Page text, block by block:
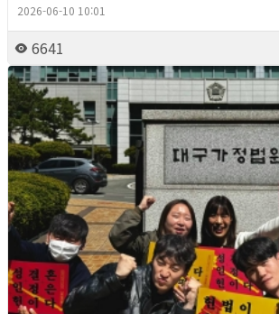
2026-06-10 10:01
6641